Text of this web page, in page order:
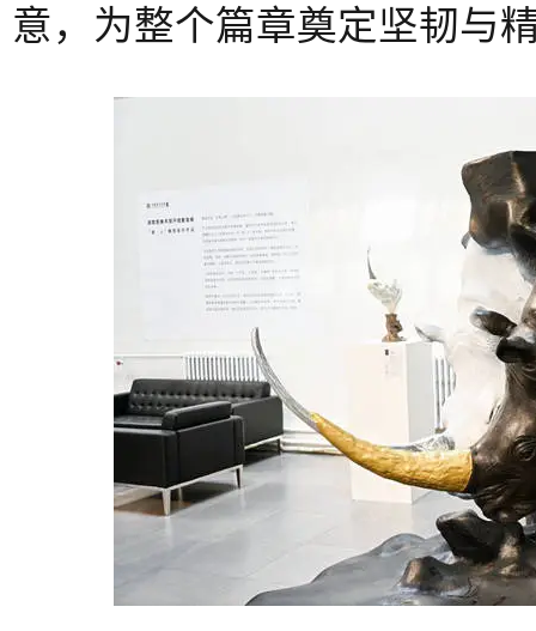
意，为整个篇章奠定坚韧与